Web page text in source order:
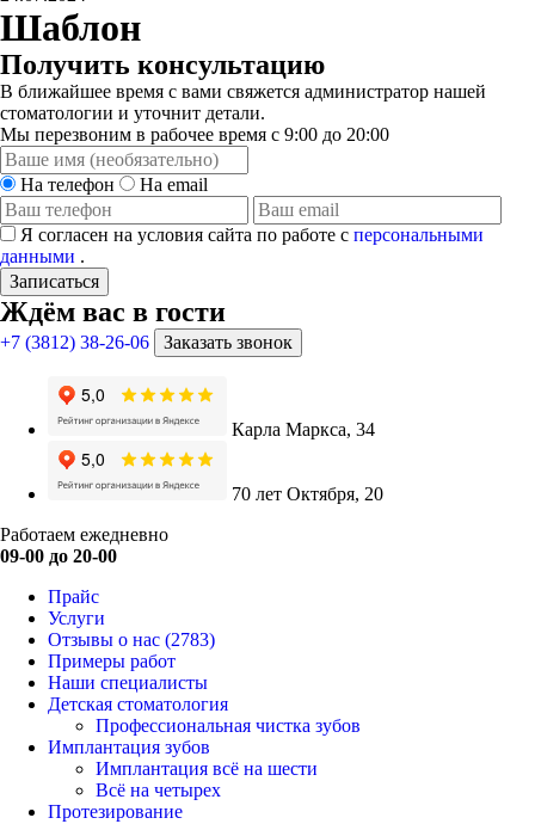
Шаблон
Получить консультацию
В ближайшее время с вами свяжется администратор нашей
стоматологии и уточнит детали.
Мы перезвоним в рабочее время с 9:00 до 20:00
На телефон На email
Я согласен на условия сайта по работе с персональными
данными .
Записаться
Ждём вас в гости
+7 (3812) 38-26-06 Заказать звонок
Карла Маркса, 34
70 лет Октября, 20
Работаем ежедневно
09-00 до 20-00
Прайс
Услуги
Отзывы о нас (2783)
Примеры работ
Наши специалисты
Детская стоматология
Профессиональная чистка зубов
Имплантация зубов
Имплантация всё на шести
Всё на четырех
Протезирование